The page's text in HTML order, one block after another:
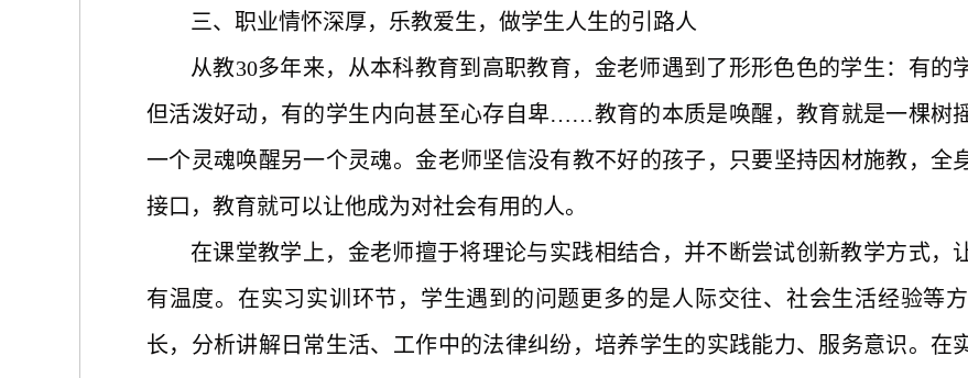
三、职业情怀深厚，乐教爱生，做学生人生的引路人
从教30多年来，从本科教育到高职教育，金老师遇到了形形色色的学生：有的
但活泼好动 ， 有的学生内向甚至心存自卑……教育的本质是唤醒，教育就是一棵树
一个灵魂唤醒另一个灵魂。金老师坚信没有教不好的孩子，只要坚持因材施教，全
接口， 教育就可以让他成为对社会有用的人。
在课堂教学上， 金老师擅于将理论与实践相结合，并不断尝试创新教学方式，
有温度。 在实习实训环节，学生遇到的问题更多的是人际交往、社会生活经验等
长，分析讲解日常生活、工作中的法律纠纷，培养学生的实践能力、服务意识。在